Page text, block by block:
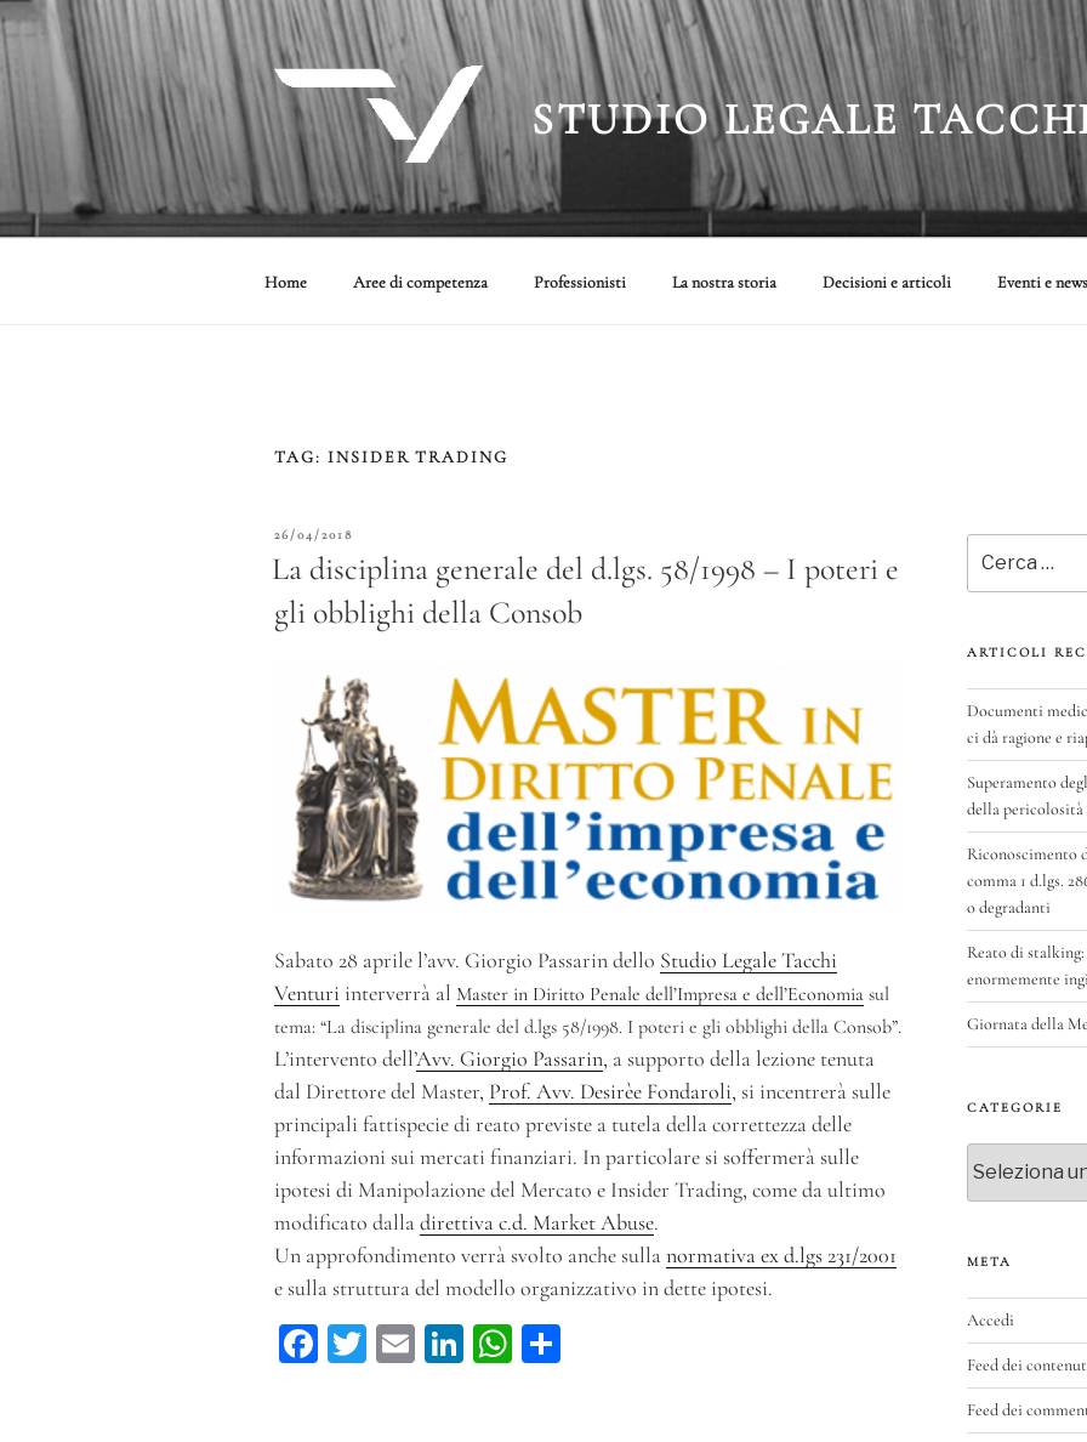
Salta
al
contenuto
STUDIO LEGALE
Home Aree di competenza Professionisti La nostra storia Decisioni e articoli Eventi e news
TAG: INSIDER TRADING
PUBBLICATO
26/04/2018
La disciplina generale del d.lgs. 58/1998 – I poteri e
gli obblighi della Consob
Sabato 28 aprile l’avv. Giorgio Passarin dello Studio Legale Tacchi
Venturi interverrà al Master in Diritto Penale dell’Impresa e dell’Economia sul
tema: “La disciplina generale del d.lgs 58/1998. I poteri e gli obblighi della Consob”.
L’intervento dell’Avv. Giorgio Passarin, a supporto della lezione tenuta
dal Direttore del Master, Prof. Avv. Desirèe Fondaroli, si incentrerà sulle
principali fattispecie di reato previste a tutela della correttezza delle
informazioni sui mercati finanziari. In particolare si soffermerà sulle
ipotesi di Manipolazione del Mercato e Insider Trading, come da ultimo
modificato dalladirettiva c.d. Market Abuse.
Un approfondimento verrà svolto anche sullanormativa ex d.lgs 231/2001
e sulla struttura del modello organizzativo in dette ipotesi.
Fa T
E
Li W
ARTICOLI
Documenti
ci dà ragione e
Superamento
della pericolosità
Riconoscimento
comma 1 d.lgs.
o degradanti
Reato di stalking:
enormemente
Giornata della
CATEGORIE
META
Accedi
Feed dei
Feed dei